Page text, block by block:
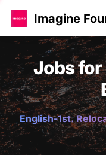
Imagine
Jobs
English-1st.